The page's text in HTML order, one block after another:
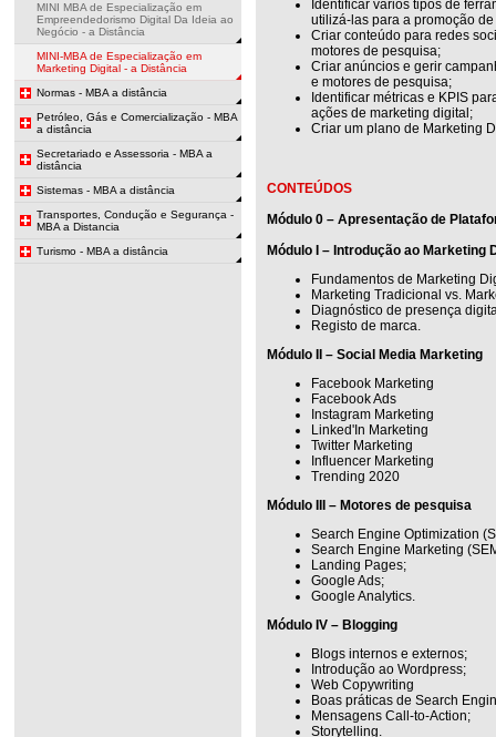
MINI MBA de Especialização em
Empreendedorismo Digital Da Ideia ao
Negócio - a Distância
MINI-MBA de Especialização em
Marketing Digital - a Distância
Normas - MBA a distância
Petróleo, Gás e Comercialização - MBA
a distância
Secretariado e Assessoria - MBA a
distância
Sistemas - MBA a distância
Transportes, Condução e Segurança -
MBA a Distancia
Turismo - MBA a distância
Identificar vários tipos de
utilizá-las para a promoção
Criar conteúdo para redes
motores de pesquisa;
Criar anúncios e gerir
e motores de pesquisa;
Identificar métricas e KPIS
ações de marketing digital;
Criar um plano de Marketing
CONTEÚDOS
Módulo 0 – Apresentação de
Módulo I – Introdução ao Marketing
Fundamentos de Marketing
Marketing Tradicional vs.
Diagnóstico de presença
Registo de marca.
Módulo II – Social Media Marketing
Facebook Marketing
Facebook Ads
Instagram Marketing
Linked'In Marketing
Twitter Marketing
Influencer Marketing
Trending 2020
Módulo III – Motores de pesquisa
Search Engine Optimization
Search Engine Marketing
Landing Pages;
Google Ads;
Google Analytics.
Módulo IV – Blogging
Blogs internos e externos;
Introdução ao Wordpress;
Web Copywriting
Boas práticas de Search
Mensagens Call-to-Action;
Storytelling.